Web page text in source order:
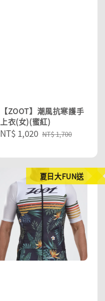
【ZOOT】潮風抗寒護手
上衣(女)(蜜紅)
Sale
NT$ 1,020 Regular
NT$ 1,700
夏日大FUN送